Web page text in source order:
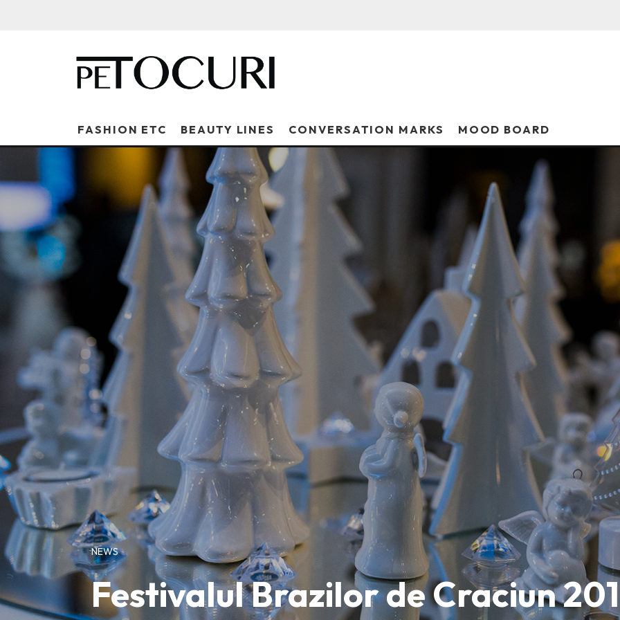
FASHION ETC BEAUTY LINES CONVERSATION MARKS MOOD BOARD
NEWS
Festivalul Brazilor de Craciun